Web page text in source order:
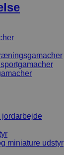
jordarbejde
miniature udstyr